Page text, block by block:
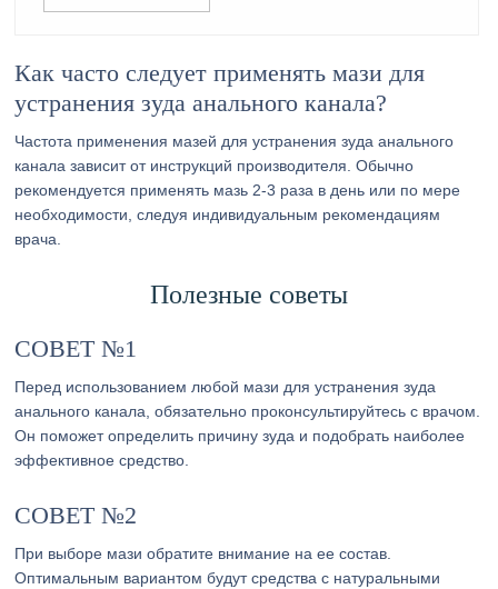
Как часто следует применять мази для
устранения зуда анального канала?
Частота применения мазей для устранения зуда анального
канала зависит от инструкций производителя. Обычно
рекомендуется применять мазь 2-3 раза в день или по мере
необходимости, следуя индивидуальным рекомендациям
врача.
Полезные советы
СОВЕТ №1
Перед использованием любой мази для устранения зуда
анального канала, обязательно проконсультируйтесь с врачом.
Он поможет определить причину зуда и подобрать наиболее
эффективное средство.
СОВЕТ №2
При выборе мази обратите внимание на ее состав.
Оптимальным вариантом будут средства с натуральными